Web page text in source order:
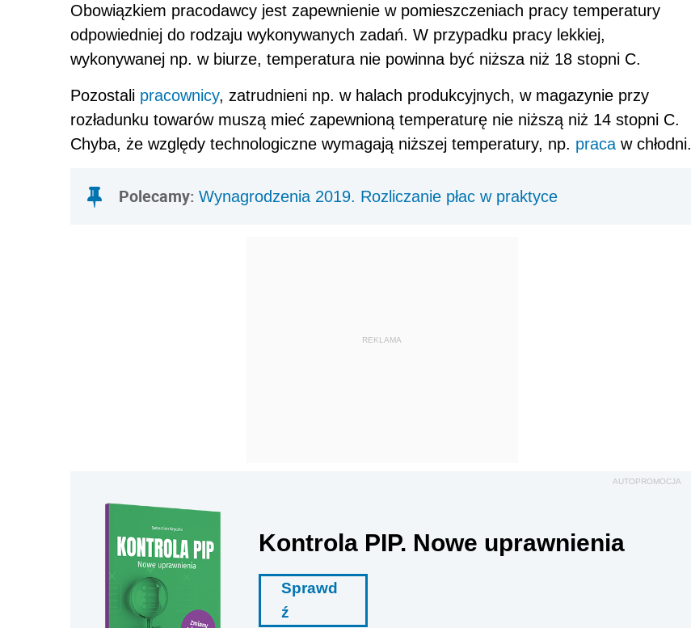
Obowiązkiem pracodawcy jest zapewnienie w pomieszczeniach pracy temperatury
odpowiedniej do rodzaju wykonywanych zadań. W przypadku pracy lekkiej,
wykonywanej np. w biurze, temperatura nie powinna być niższa niż 18 stopni C.
Pozostali pracownicy, zatrudnieni np. w halach produkcyjnych, w magazynie przy
rozładunku towarów muszą mieć zapewnioną temperaturę nie niższą niż 14 stopni C.
Chyba, że względy technologiczne wymagają niższej temperatury, np. praca w chłodni.
Polecamy: Wynagrodzenia 2019. Rozliczanie płac w praktyce
REKLAMA
AUTOPROMOCJA
Kontrola PIP. Nowe uprawnienia
Sprawd
ź